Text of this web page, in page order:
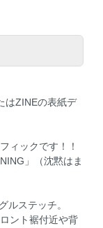
はZINEの表紙デ
ィックです！！
」（沈黙はま
ステッチ。
ント裾付近や背